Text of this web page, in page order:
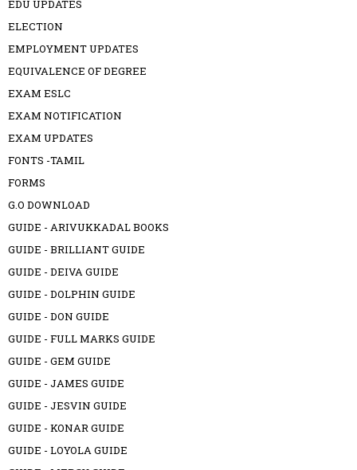
EDU UPDATES
ELECTION
EMPLOYMENT UPDATES
EQUIVALENCE OF DEGREE
EXAM ESLC
EXAM NOTIFICATION
EXAM UPDATES
FONTS -TAMIL
FORMS
G.O DOWNLOAD
GUIDE - ARIVUKKADAL BOOKS
GUIDE - BRILLIANT GUIDE
GUIDE - DEIVA GUIDE
GUIDE - DOLPHIN GUIDE
GUIDE - DON GUIDE
GUIDE - FULL MARKS GUIDE
GUIDE - GEM GUIDE
GUIDE - JAMES GUIDE
GUIDE - JESVIN GUIDE
GUIDE - KONAR GUIDE
GUIDE - LOYOLA GUIDE